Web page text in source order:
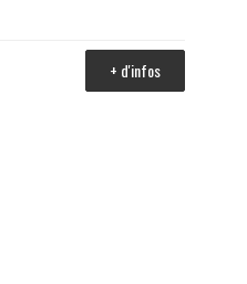
+ d'infos